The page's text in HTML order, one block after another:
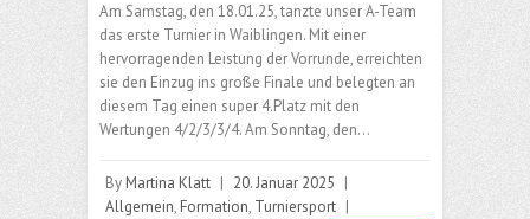
Am Samstag, den 18.01.25, tanzte unser A-Team
das erste Turnier in Waiblingen. Mit einer
hervorragenden Leistung der Vorrunde, erreichten
sie den Einzug ins große Finale und belegten an
diesem Tag einen super 4.Platz mit den
Wertungen 4/2/3/3/4. Am Sonntag, den…
By Martina Klatt | 20. Januar 2025 |
Allgemein, Formation, Turniersport |